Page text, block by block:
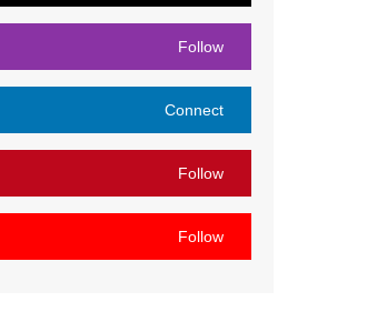
Follow
Connect
Follow
Follow